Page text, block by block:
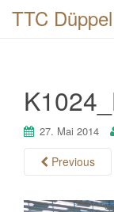
TTC
27. Mai 2014
Previous